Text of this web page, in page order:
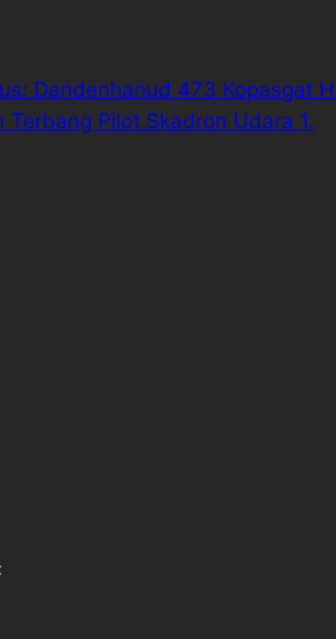
Dandenhanud 473 Kopasgat
Terbang Pilot Skadron Udara 1.